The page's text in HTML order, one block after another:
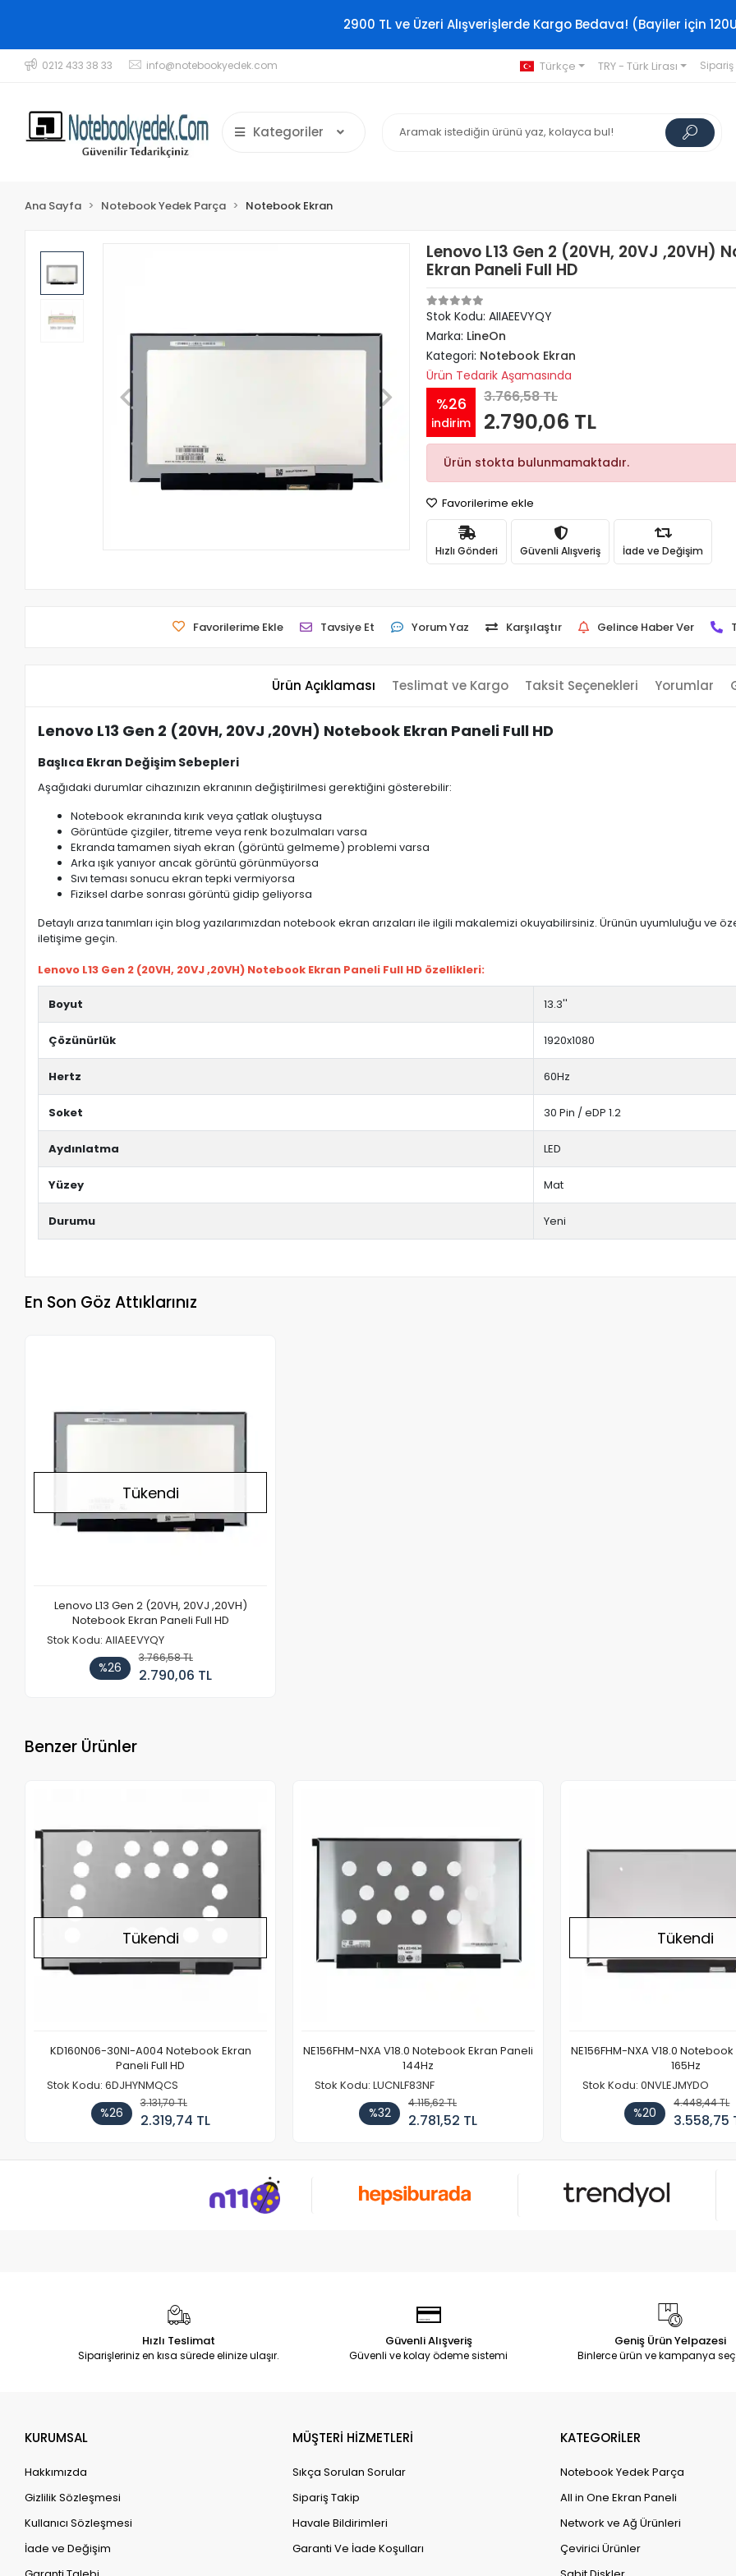
2900 TL ve Üzeri Alışverişlerde Kargo Bedava! (Bayiler için
0212 433 38 33 info@notebookyedek.com Türkçe TRY - Türk Lirası
Kategoriler
Ana Sayfa Notebook Yedek Parça Notebook Ekran
Lenovo L13 Gen 2 (20VH, 20VJ ,20VH)
Ekran Paneli Full HD
Stok Kodu: AIIAEEVYQY
Marka: LineOn
Kategori: Notebook Ekran
Ürün Tedarik Aşamasında
%26
indirim
3.766,58 TL
2.790,06 TL
Ürün stokta bulunmamaktadır.
Favorilerime ekle
Hızlı Gönderi Güvenli Alışveriş İade ve Değişim
Favorilerime Ekle Tavsiye Et Yorum Yaz Karşılaştır Gelince Haber Ver
Ürün Açıklaması Teslimat ve Kargo Taksit Seçenekleri Yorumlar
Lenovo L13 Gen 2 (20VH, 20VJ ,20VH) Notebook Ekran Paneli Full HD
Başlıca Ekran Değişim Sebepleri
Aşağıdaki durumlar cihazınızın ekranının değiştirilmesi gerektiğini gösterebilir:
Notebook ekranında kırık veya çatlak oluştuysa
Görüntüde çizgiler, titreme veya renk bozulmaları varsa
Ekranda tamamen siyah ekran (görüntü gelmeme) problemi varsa
Arka ışık yanıyor ancak görüntü görünmüyorsa
Sıvı teması sonucu ekran tepki vermiyorsa
Fiziksel darbe sonrası görüntü gidip geliyorsa
Detaylı arıza tanımları için blog yazılarımızdan notebook ekran arızaları ile ilgili makalemizi okuyabilirsiniz. Ürünün uyumluluğu
iletişime geçin.
Lenovo L13 Gen 2 (20VH, 20VJ ,20VH) Notebook Ekran Paneli Full HD özellikleri:
Boyut 13.3''
Çözünürlük 1920x1080
Hertz 60Hz
Soket 30 Pin / eDP 1.2
Aydınlatma LED
Yüzey Mat
Durumu Yeni
En Son Göz Attıklarınız
Tükendi
Lenovo L13 Gen 2 (20VH, 20VJ ,20VH)
Notebook Ekran Paneli Full HD
Stok Kodu: AIIAEEVYQY
%26
3.766,58 TL
2.790,06 TL
Benzer Ürünler
Tükendi
KD160N06-30NI-A004 Notebook Ekran
Paneli Full HD
Stok Kodu: 6DJHYNMQCS
%26
3.131,70 TL
2.319,74 TL
NE156FHM-NXA V18.0 Notebook Ekran Paneli
144Hz
Stok Kodu: LUCNLF83NF
%32
4.115,62 TL
2.781,52 TL
Tükendi
NE156FHM-NXA V18.0
165Hz
Stok Kodu: 0NVLEJMYDO
%20
4.448,44 TL
3.558,75
Hızlı Teslimat
Siparişleriniz en kısa sürede elinize ulaşır.
Güvenli Alışveriş
Güvenli ve kolay ödeme sistemi
Geniş Ürün Yelpazesi
Binlerce ürün ve kampanya
KURUMSAL
Hakkımızda
Gizlilik Sözleşmesi
Kullanıcı Sözleşmesi
İade ve Değişim
MÜŞTERİ HİZMETLERİ
Sıkça Sorulan Sorular
Sipariş Takip
Havale Bildirimleri
Garanti Ve İade Koşulları
KATEGORİLER
Notebook Yedek Parça
All in One Ekran Paneli
Network ve Ağ Ürünleri
Çevirici Ürünler